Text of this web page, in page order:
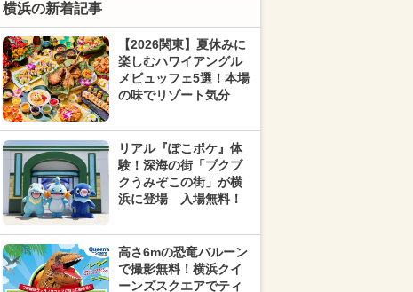
横浜の新着記事
【2026関東】夏休みに
楽しむハワイアングル
メビュッフェ5選！本場
の味でリゾート気分
リアル『ぽこポケ』体
験！深海の街「ブクブ
クうみぞこの街」が横
浜に登場 入場無料！
高さ6mの恐竜バルーン
で撮影無料！横浜クイ
ーンズスクエアでティ